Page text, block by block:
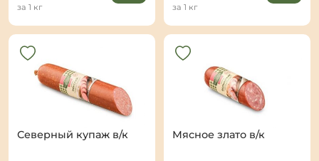
за 1 кг за 1 кг
Северный купаж в/к Мясное злато в/к